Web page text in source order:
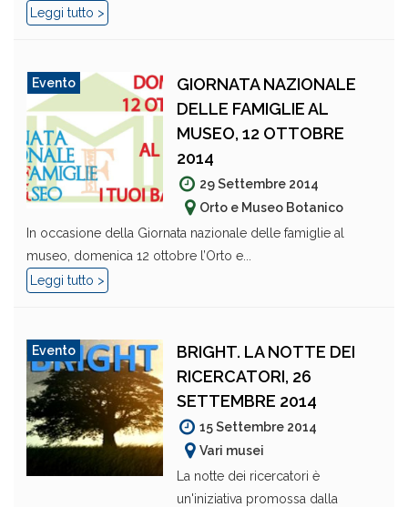
Leggi tutto >
Evento
GIORNATA NAZIONALE
DELLE FAMIGLIE AL
MUSEO, 12 OTTOBRE
2014
29 Settembre 2014
Orto e Museo Botanico
In occasione della Giornata nazionale delle famiglie al
museo, domenica 12 ottobre l’Orto e...
Leggi tutto >
Evento
BRIGHT. LA NOTTE DEI
RICERCATORI, 26
SETTEMBRE 2014
15 Settembre 2014
Vari musei
La notte dei ricercatori è
un'iniziativa promossa dalla